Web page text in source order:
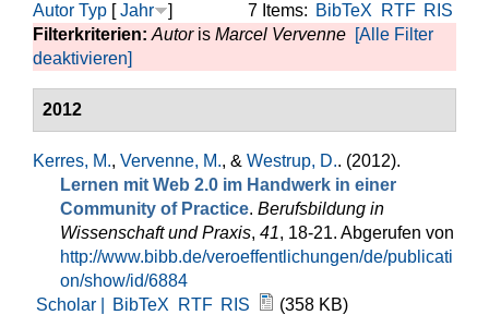
7 Items: BibTeX RTF RIS
Autor Typ [Jahr
]
Filterkriterien: Autoris Marcel Vervenne [Alle Filter
deaktivieren]
2012
Kerres, M., Vervenne, M., & Westrup, D.. (2012).
Lernen mit Web 2.0 im Handwerk in einer
Community of Practice. Berufsbildung in
Wissenschaft und Praxis, 41, 18-21. Abgerufen von
http://www.bibb.de/veroeffentlichungen/de/publicati
on/show/id/6884
Scholar |
BibTeX RTF RIS (358 KB)